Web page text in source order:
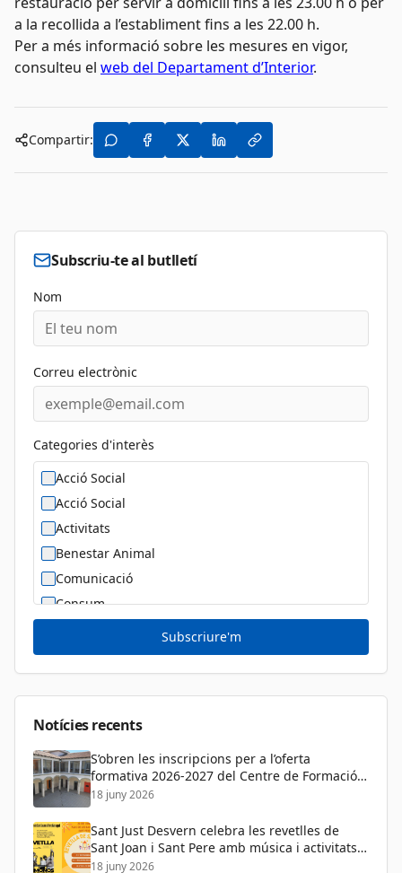
a la recollida a l’establiment fins a les 22.00 h.
Per a més informació sobre les mesures en vigor,
consulteu el web del Departament d’Interior.
Compartir:
Subscriu-te al butlletí
Nom
Correu electrònic
Categories d'interès
Acció Social
Acció Social
Activitats
Benestar Animal
Comunicació
Consum
Diversitat Sexual i de Gènere
Dona
Subscriure'm
Notícies recents
S’obren les inscripcions per a l’oferta
formativa 2026-2027 del Centre de Formació
de Persones Adultes
18 juny 2026
Sant Just Desvern celebra les revetlles de
Sant Joan i Sant Pere amb música i activitats
per a tots els públics
18 juny 2026